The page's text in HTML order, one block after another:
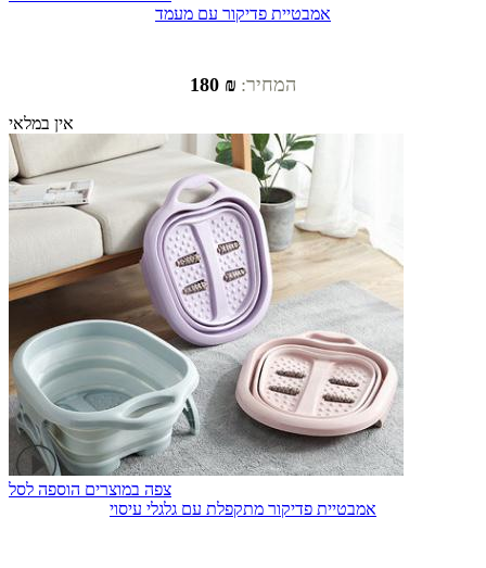
אמבטיית פדיקור עם מעמד
המחיר: ₪ 180
אין במלאי
צפה במוצרים הוספה לסל
אמבטיית פדיקור מתקפלת עם גלגלי עיסוי